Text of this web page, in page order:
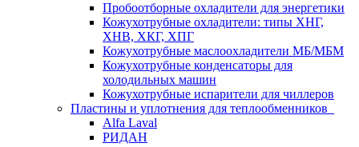
Пробоотборные охладители для энергетики
Кожухотрубные охладители: типы ХНГ,
ХНВ, ХКГ, ХПГ
Кожухотрубные маслоохладители МБ/МБМ
Кожухотрубные конденсаторы для
холодильных машин
Кожухотрубные испарители для чиллеров
Пластины и уплотнения для теплообменников
Alfa Laval
РИДАН